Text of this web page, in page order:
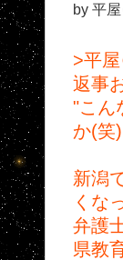
by 平
>平
返事
"こん
か(笑)
新潟
くな
弁護
県教